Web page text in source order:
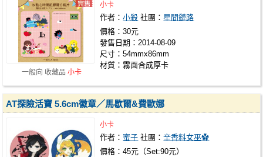
一般向 收藏品 小卡
小卡
作者：小殺 社團：星間鏈路
價格：30元
發售日期：2014-08-09
尺寸：54mmx86mm
材質：霧面合成厚卡
AT探險活寶 5.6cm徽章／馬歇爾&費歐娜
小卡
作者： 蜜子 社團：辛香料女巫✿
價格：45元（Set:90元）